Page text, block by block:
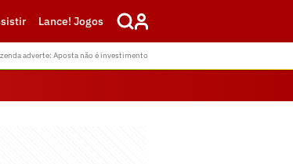
Lance! Jogos
adverte: Aposta não é investimento